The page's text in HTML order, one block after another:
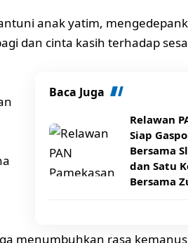
anak yatim,
dan cinta kasih terhadap
Baca Juga
Relawan
Siap
Bersama
dan Satu
Bersama
menumbuhkan rasa